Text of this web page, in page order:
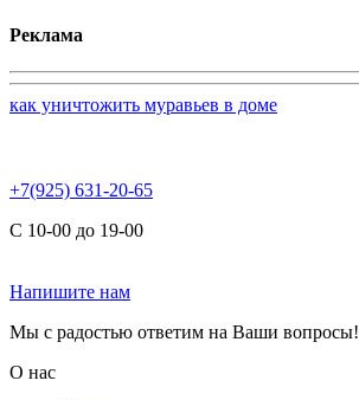
Реклама
как уничтожить муравьев в доме
+7(925) 631-20-65
С 10-00 до 19-00
Напишите нам
Мы с радостью ответим на Ваши вопросы!
О нас